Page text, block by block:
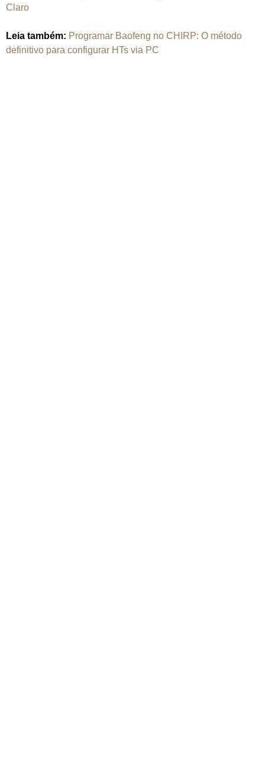
Claro
Leia também: Programar Baofeng no CHIRP: O método
definitivo para configurar HTs via PC